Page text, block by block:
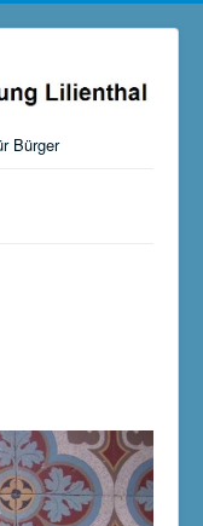
Bürger